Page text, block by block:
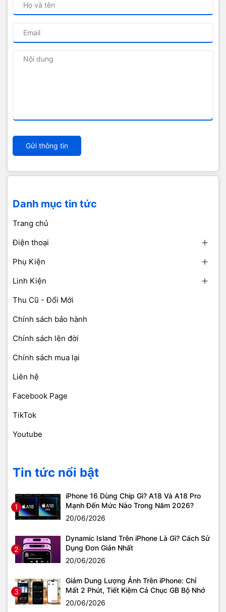
Gửi thông tin
Danh mục tin tức
Trang chủ
Điện thoại
Phụ Kiện
Linh Kiện
Thu Cũ - Đổi Mới
Chính sách bảo hành
Chính sách lên đời
Chính sách mua lại
Liên hệ
Facebook Page
TikTok
Youtube
Tin tức nổi bật
1
iPhone 16 Dùng Chip Gì? A18 Và A18 Pro
Mạnh Đến Mức Nào Trong Năm 2026?
20/06/2026
2
Dynamic Island Trên iPhone Là Gì? Cách Sử
Dụng Đơn Giản Nhất
20/06/2026
3
Giảm Dung Lượng Ảnh Trên iPhone: Chỉ
Mất 2 Phút, Tiết Kiệm Cả Chục GB Bộ Nhớ
20/06/2026